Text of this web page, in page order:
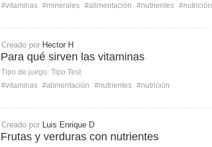
#vitaminas #minerales #alimentación #nutrientes #nutrición
Creado por Hector H
Para qué sirven las vitaminas
Tipo de juego: Tipo Test
#vitaminas #alimentación #nutrientes #nutrición
Creado por Luis Enrique D
Frutas y verduras con nutrientes